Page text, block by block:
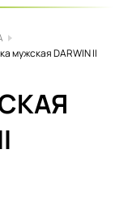
мужская DARWIN II